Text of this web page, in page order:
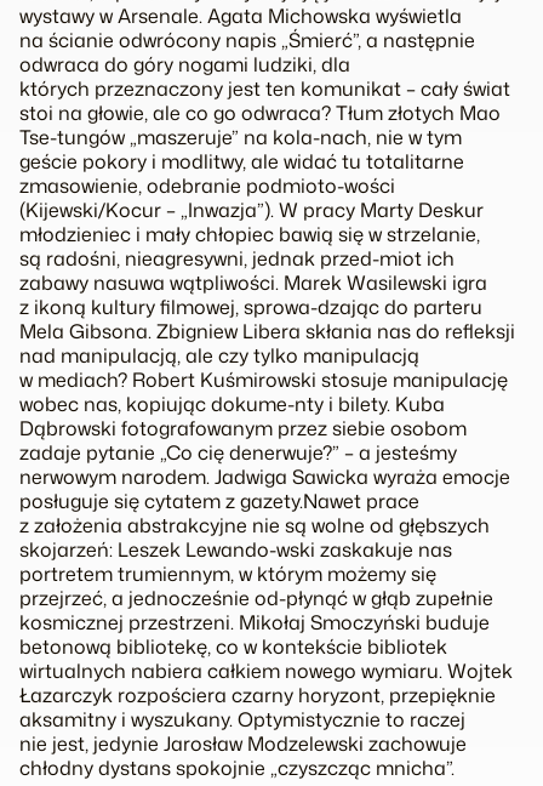
wystawy w Arsenale. Agata Michowska wyświetla
na ścianie odwrócony napis „Śmierć”, a następnie
odwraca do góry nogami ludziki, dla
których przeznaczony jest ten komunikat – cały świat
stoi na głowie, ale co go odwraca? Tłum złotych Mao
Tse-tungów „maszeruje” na kola-nach, nie w tym
geście pokory i modlitwy, ale widać tu totalitarne
zmasowienie, odebranie podmioto-wości
(Kijewski/Kocur – „Inwazja”). W pracy Marty Deskur
młodzieniec i mały chłopiec bawią się w strzelanie,
są radośni, nieagresywni, jednak przed-miot ich
zabawy nasuwa wątpliwości. Marek Wasilewski igra
z ikoną kultury filmowej, sprowa-dzając do parteru
Mela Gibsona. Zbigniew Libera skłania nas do refleksji
nad manipulacją, ale czy tylko manipulacją
w mediach? Robert Kuśmirowski stosuje manipulację
wobec nas, kopiując dokume-nty i bilety. Kuba
Dąbrowski fotografowanym przez siebie osobom
zadaje pytanie „Co cię denerwuje?” – a jesteśmy
nerwowym narodem. Jadwiga Sawicka wyraża emocje
posługuje się cytatem z gazety.Nawet prace
z założenia abstrakcyjne nie są wolne od głębszych
skojarzeń: Leszek Lewando-wski zaskakuje nas
portretem trumiennym, w którym możemy się
przejrzeć, a jednocześnie od-płynąć w głąb zupełnie
kosmicznej przestrzeni. Mikołaj Smoczyński buduje
betonową bibliotekę, co w kontekście bibliotek
wirtualnych nabiera całkiem nowego wymiaru. Wojtek
Łazarczyk rozpościera czarny horyzont, przepięknie
aksamitny i wyszukany. Optymistycznie to raczej
nie jest, jedynie Jarosław Modzelewski zachowuje
chłodny dystans spokojnie „czyszcząc mnicha”.